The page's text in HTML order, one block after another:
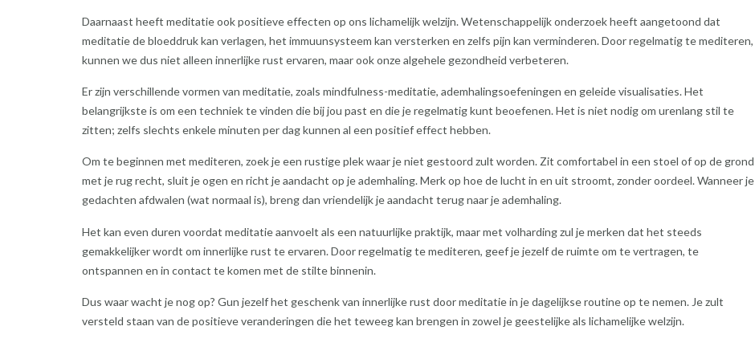
Daarnaast heeft meditatie ook positieve effecten op ons lichamelijk welzijn. Wetenschappelijk onderzoek heeft aangetoond dat
meditatie de bloeddruk kan verlagen, het immuunsysteem kan versterken en zelfs pijn kan verminderen. Door regelmatig te mediteren,
kunnen we dus niet alleen innerlijke rust ervaren, maar ook onze algehele gezondheid verbeteren.
Er zijn verschillende vormen van meditatie, zoals mindfulness-meditatie, ademhalingsoefeningen en geleide visualisaties. Het
belangrijkste is om een techniek te vinden die bij jou past en die je regelmatig kunt beoefenen. Het is niet nodig om urenlang stil te
zitten; zelfs slechts enkele minuten per dag kunnen al een positief effect hebben.
Om te beginnen met mediteren, zoek je een rustige plek waar je niet gestoord zult worden. Zit comfortabel in een stoel of op de grond
met je rug recht, sluit je ogen en richt je aandacht op je ademhaling. Merk op hoe de lucht in en uit stroomt, zonder oordeel. Wanneer je
gedachten afdwalen (wat normaal is), breng dan vriendelijk je aandacht terug naar je ademhaling.
Het kan even duren voordat meditatie aanvoelt als een natuurlijke praktijk, maar met volharding zul je merken dat het steeds
gemakkelijker wordt om innerlijke rust te ervaren. Door regelmatig te mediteren, geef je jezelf de ruimte om te vertragen, te
ontspannen en in contact te komen met de stilte binnenin.
Dus waar wacht je nog op? Gun jezelf het geschenk van innerlijke rust door meditatie in je dagelijkse routine op te nemen. Je zult
versteld staan ​​van de positieve veranderingen die het teweeg kan brengen in zowel je geestelijke als lichamelijke welzijn.